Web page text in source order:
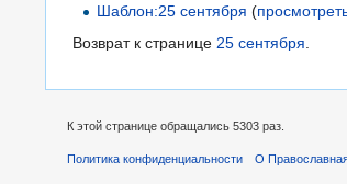
Шаблон:25 сентября (
Возврат к странице 25 сентября.
К этой странице обращались 5303 раз.
Политика конфиденциальности О